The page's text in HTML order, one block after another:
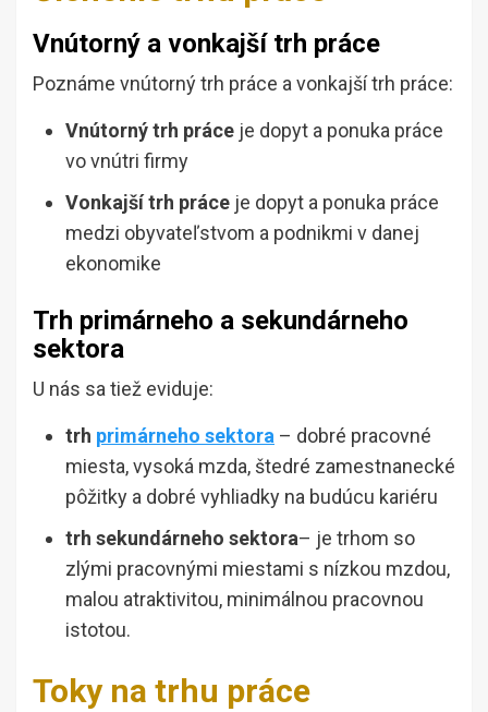
Vnútorný a vonkajší trh práce
Poznáme vnútorný trh práce a vonkajší trh práce:
Vnútorný trh práce je dopyt a ponuka práce
vo vnútri firmy
Vonkajší trh práce je dopyt a ponuka práce
medzi obyvateľstvom a podnikmi v danej
ekonomike
Trh primárneho a sekundárneho
sektora
U nás sa tiež eviduje:
trh primárneho sektora – dobré pracovné
miesta, vysoká mzda, štedré zamestnanecké
pôžitky a dobré vyhliadky na budúcu kariéru
trh sekundárneho sektora– je trhom so
zlými pracovnými miestami s nízkou mzdou,
malou atraktivitou, minimálnou pracovnou
istotou.
Toky na trhu práce